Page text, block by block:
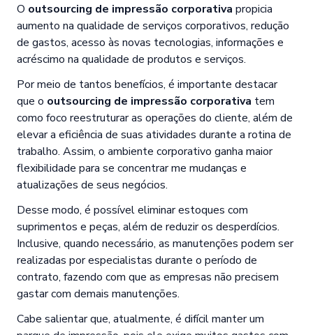
O outsourcing de impressão corporativa propicia
aumento na qualidade de serviços corporativos, redução
de gastos, acesso às novas tecnologias, informações e
acréscimo na qualidade de produtos e serviços.
Por meio de tantos benefícios, é importante destacar
que o outsourcing de impressão corporativa tem
como foco reestruturar as operações do cliente, além de
elevar a eficiência de suas atividades durante a rotina de
trabalho. Assim, o ambiente corporativo ganha maior
flexibilidade para se concentrar me mudanças e
atualizações de seus negócios.
Desse modo, é possível eliminar estoques com
suprimentos e peças, além de reduzir os desperdícios.
Inclusive, quando necessário, as manutenções podem ser
realizadas por especialistas durante o período de
contrato, fazendo com que as empresas não precisem
gastar com demais manutenções.
Cabe salientar que, atualmente, é difícil manter um